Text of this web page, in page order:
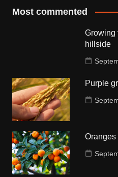
Most commented
Growing
hillside
Purple
Oranges